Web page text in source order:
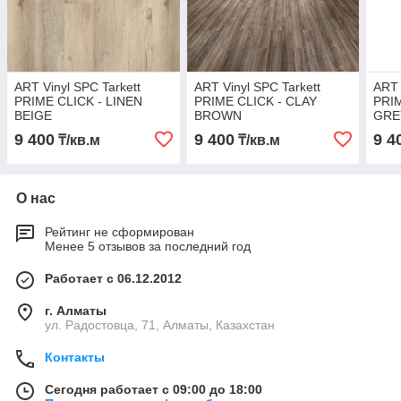
ART Vinyl SPC Tarkett
PRIME CLICK - LINEN
BEIGE
9 400 ₸/кв.м
ART Vinyl SPC Tarkett
PRIME CLICK - CLAY
BROWN
9 400₸/кв.м
ART
9
О нас
Рейтинг не сформирован
Менее 5 отзывов за последний год
Работает с 06.12.2012
г. Алматы
ул. Радостовца, 71, Алматы, Казахстан
Контакты
Сегодня работает с 09:00 до 18:00